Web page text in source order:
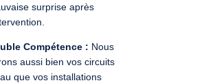
surprise après
Compétence : Nous
aussi bien vos circuits
que vos installations